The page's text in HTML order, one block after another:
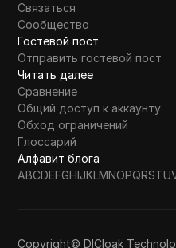
Связаться
Сообщество
Гостевой пост
Отправить гостевой пост
Читать далее
Сравнение
Общий доступ к аккаунту
Обход ограничений
Глоссарий
Алфавит блога
ABCDEFGHIJKLMNOPQRSTU
Copyright© DICloak